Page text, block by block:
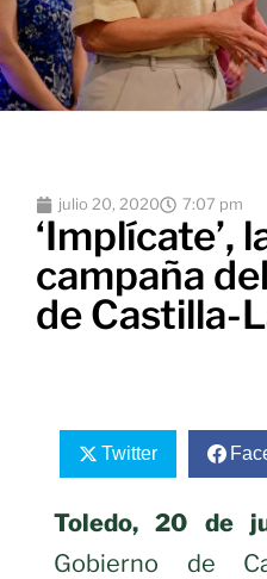
julio 20, 2020 7:07 pm
‘Implícate’,
campaña
de Castilla-
Twitter
Toledo, 20 de
Gobierno de